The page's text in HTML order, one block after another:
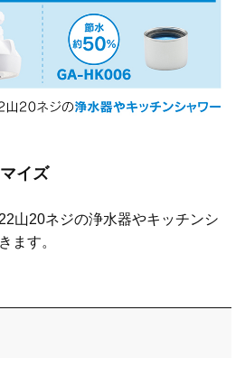
イズ
山20ネジの浄水器やキッチンシ
ます。